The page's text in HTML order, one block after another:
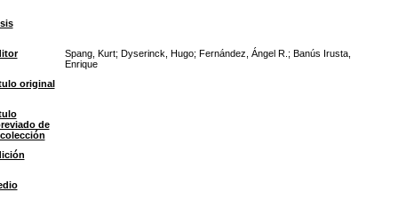
Spang, Kurt; Dyserinck, Hugo; Fernández, Ángel R.; Banús Irusta,
Enrique
original
de